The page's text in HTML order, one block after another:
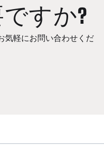
すか?
気軽にお問い合わせくだ